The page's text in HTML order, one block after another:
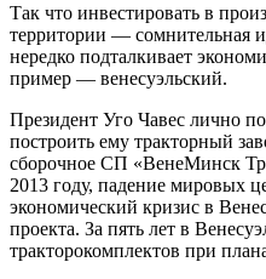
Так что инвестировать в
территории — сомнительная
нередко подталкивает
пример — венесуэльский.
Президент Уго Чавес лично
построить ему тракторный
сборочное СП «ВенеМинск
2013 году, падение мировых
экономический кризис в
проекта. За пять лет в
тракторокомплектов при